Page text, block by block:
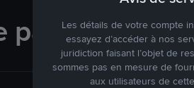
paiement
Les détails de votre compte
essayez d’accéder à nos
juridiction faisant l’objet de
sommes pas en mesure de
aux utilisateurs de